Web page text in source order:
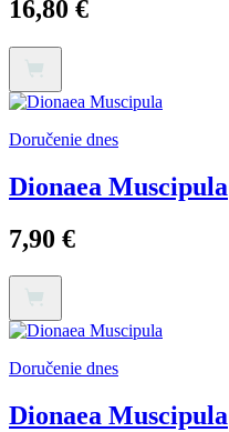
16,80 €
Doručenie dnes
Dionaea Muscipula
7,90 €
Doručenie dnes
Dionaea Muscipula